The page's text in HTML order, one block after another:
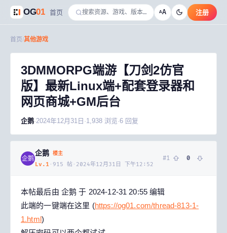
OG01 首页 AA 注册
首页 其他游戏
3DMMORPG端游【刀剑2仿官
版】最新Linux端+配套登录器和
网页商城+GM后台
企鹅·2024年12月31日 ·1,938 浏览·6 回复
企鹅
企鹅 楼主
Lv. 1 · 915 帖 · 2024年12月31日 下午12:52
#1 0
本帖最后由 企鹅 于 2024-12-31 20:55 编辑
此端的一键端在这里 (https://og01.com/thread-813-1-
1.html)